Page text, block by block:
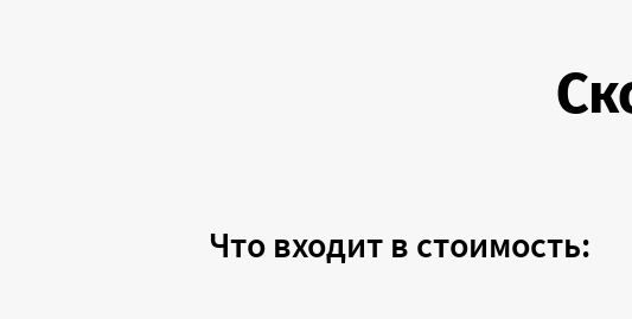
Что входит в стоимость: